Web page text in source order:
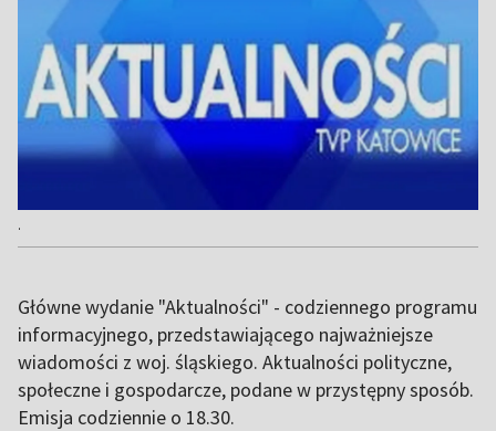
.
Główne wydanie "Aktualności" - codziennego programu
informacyjnego, przedstawiającego najważniejsze
wiadomości z woj. śląskiego. Aktualności polityczne,
społeczne i gospodarcze, podane w przystępny sposób.
Emisja codziennie o 18.30.